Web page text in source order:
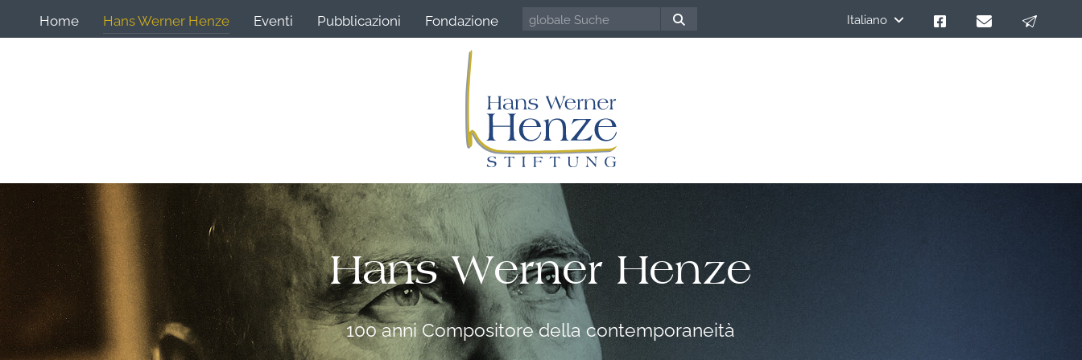
Home Hans Werner Henze Eventi Pubblicazioni Fondazione Italiano
Hans Werner Henze
100 anni Compositore della contemporaneità